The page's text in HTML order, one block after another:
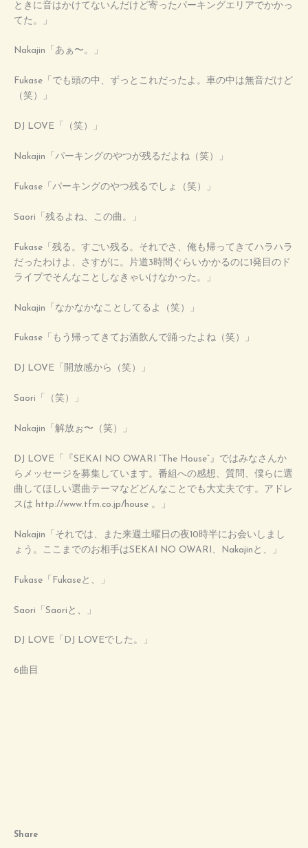
ときに音はかけてないんだけど寄ったパーキングエリアでかかっ
てた。」
Nakajin「あぁ〜。」
Fukase「でも頭の中、ずっとこれだったよ。車の中は無音だけど
（笑）」
DJ LOVE「（笑）」
Nakajin「パーキングのやつが残るだよね（笑）」
Fukase「パーキングのやつ残るでしょ（笑）」
Saori「残るよね、この曲。」
Fukase「残る。すごい残る。それでさ、俺も帰ってきてハラハラ
だったわけよ、さすがに。片道3時間ぐらいかかるのに1発目のド
ライブでそんなことしなきゃいけなかった。」
Nakajin「なかなかなことしてるよ（笑）」
Fukase「もう帰ってきてお酒飲んで踊ったよね（笑）」
DJ LOVE「開放感から（笑）」
Saori「（笑）」
Nakajin「解放ぉ〜（笑）」
DJ LOVE「『SEKAI NO OWARI “The House”』ではみなさんか
らメッセージを募集しています。番組への感想、質問、僕らに選
曲してほしい選曲テーマなどどんなことでも大丈夫です。アドレ
スは http://www.tfm.co.jp/house 。」
Nakajin「それでは、また来週土曜日の夜10時半にお会いしまし
ょう。ここまでのお相手はSEKAI NO OWARI、Nakajinと、」
Fukase「Fukaseと、」
Saori「Saoriと、」
DJ LOVE「DJ LOVEでした。」
6曲目
Share